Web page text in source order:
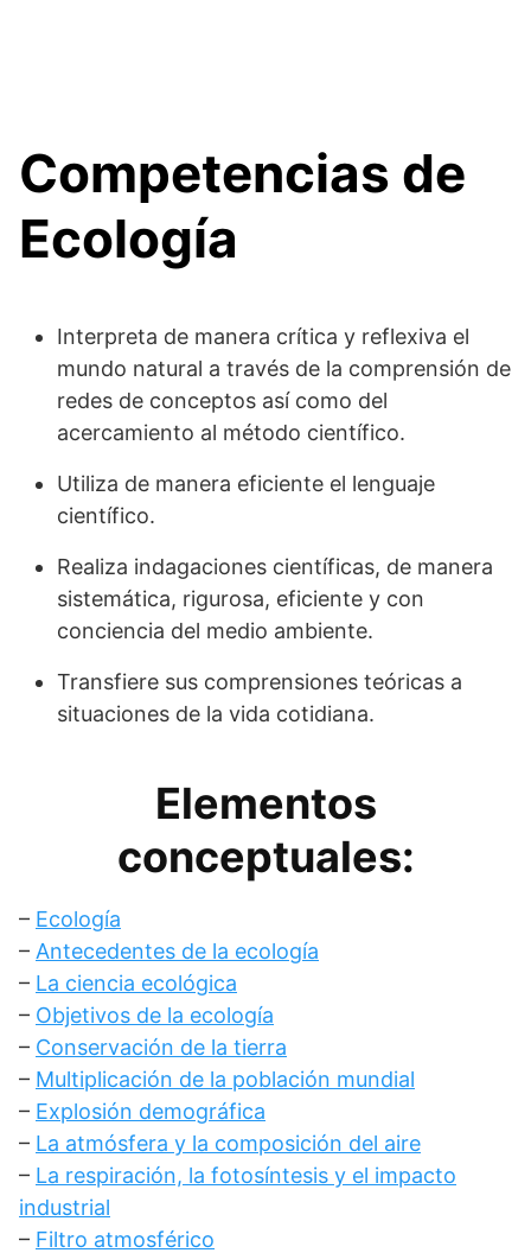
Competencias de
Ecología
Interpreta de manera crítica y reflexiva el
mundo natural a través de la comprensión de
redes de conceptos así como del
acercamiento al método científico.
Utiliza de manera eficiente el lenguaje
científico.
Realiza indagaciones científicas, de manera
sistemática, rigurosa, eficiente y con
conciencia del medio ambiente.
Transfiere sus comprensiones teóricas a
situaciones de la vida cotidiana.
Elementos
conceptuales:
– Ecología
– Antecedentes de la ecología
– La ciencia ecológica
– Objetivos de la ecología
– Conservación de la tierra
– Multiplicación de la población mundial
– Explosión demográfica
– La atmósfera y la composición del aire
– La respiración, la fotosíntesis y el impacto
industrial
– Filtro atmosférico